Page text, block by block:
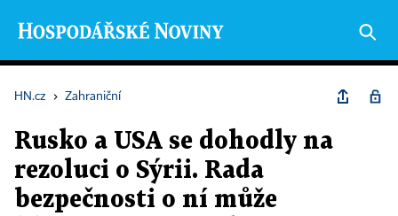
HN.cz › Zahraniční
Rusko a USA se dohodly na
rezoluci o Sýrii. Rada
bezpečnosti o ní může